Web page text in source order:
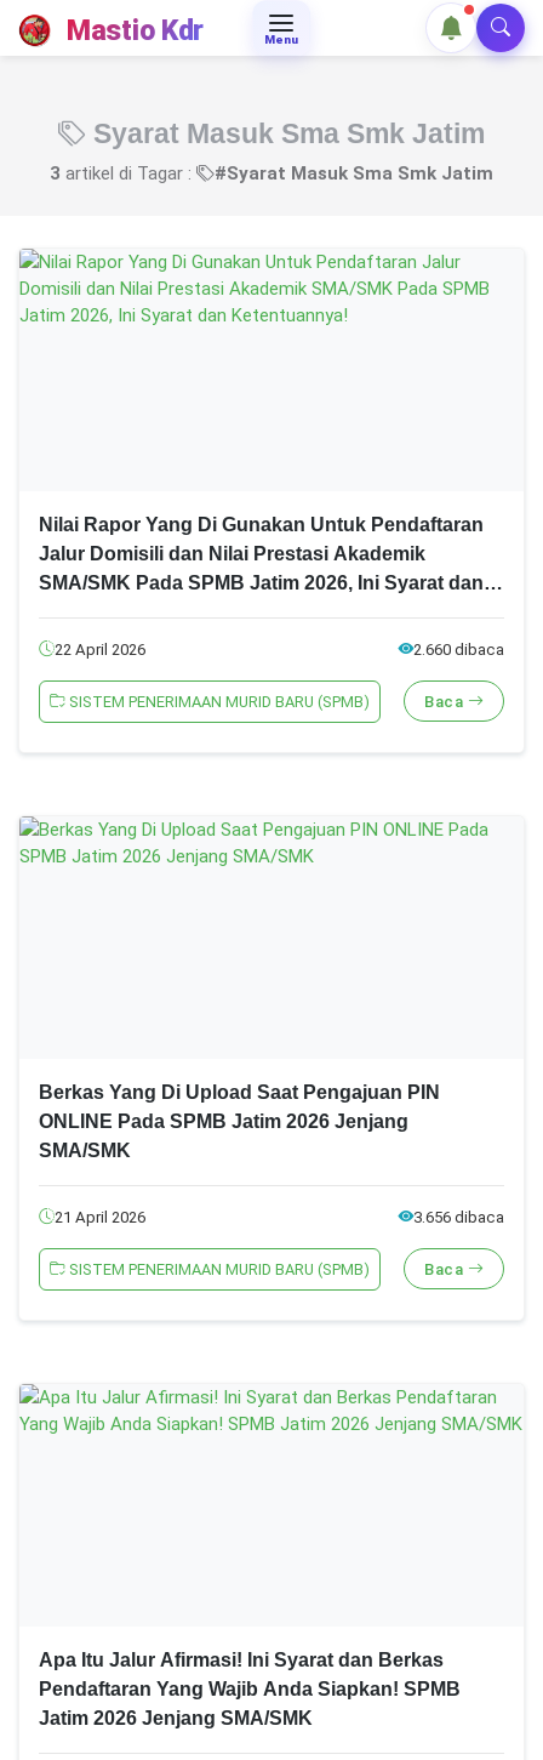
Mastio Kdr Menu
Syarat Masuk Sma Smk Jatim
3 artikel di Tagar : #Syarat Masuk Sma Smk Jatim
Nilai Rapor Yang Di Gunakan Untuk Pendaftaran
Jalur Domisili dan Nilai Prestasi Akademik
SMA/SMK Pada SPMB Jatim 2026, Ini Syarat dan
22 April 2026 2.660 dibaca
SISTEM PENERIMAAN MURID BARU (SPMB) Baca
Berkas Yang Di Upload Saat Pengajuan PIN
ONLINE Pada SPMB Jatim 2026 Jenjang
SMA/SMK
21 April 2026 3.656 dibaca
SISTEM PENERIMAAN MURID BARU (SPMB) Baca
Apa Itu Jalur Afirmasi! Ini Syarat dan Berkas
Pendaftaran Yang Wajib Anda Siapkan! SPMB
Jatim 2026 Jenjang SMA/SMK